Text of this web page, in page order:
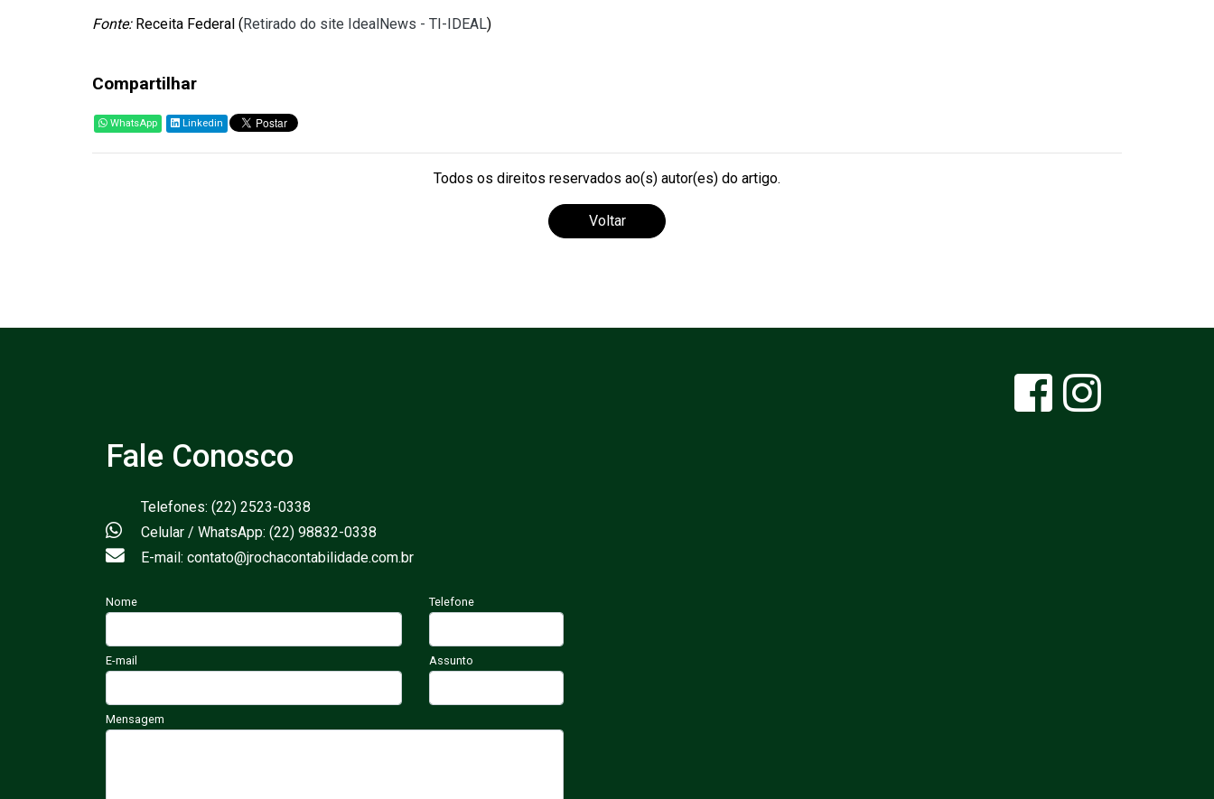
Fonte:Receita Federal (Retirado do site IdealNews - TI-IDEAL)
Compartilhar
WhatsApp Linkedin
Todos os direitos reservados ao(s) autor(es) do artigo.
Voltar
Fale Conosco
Telefones: (22) 2523-0338
Celular / WhatsApp: (22) 98832-0338
E-mail: contato@jrochacontabilidade.com.br
Nome Telefone
E-mail Assunto
Mensagem